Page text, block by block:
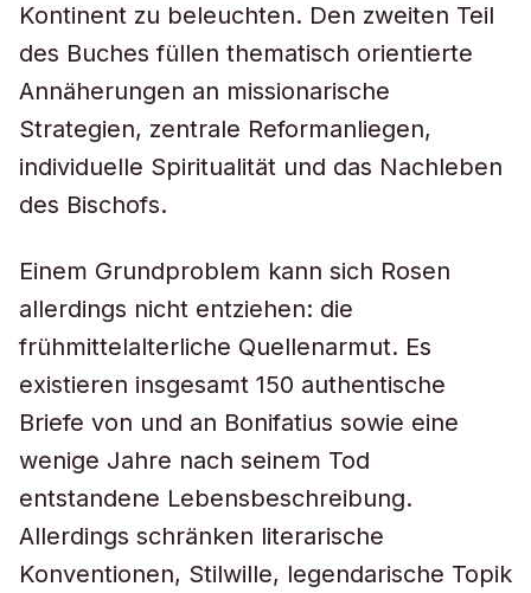
Kontinent zu beleuchten. Den zweiten Teil
des Buches füllen thematisch orientierte
Annäherungen an missionarische
Strategien, zentrale Reformanliegen,
individuelle Spiritualität und das Nachleben
des Bischofs.
Einem Grundproblem kann sich Rosen
allerdings nicht entziehen: die
frühmittelalterliche Quellenarmut. Es
existieren insgesamt 150 authentische
Briefe von und an Bonifatius sowie eine
wenige Jahre nach seinem Tod
entstandene Lebensbeschreibung.
Allerdings schränken literarische
Konventionen, Stilwille, legendarische Topik